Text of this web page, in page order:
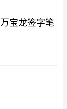
宝龙签字笔